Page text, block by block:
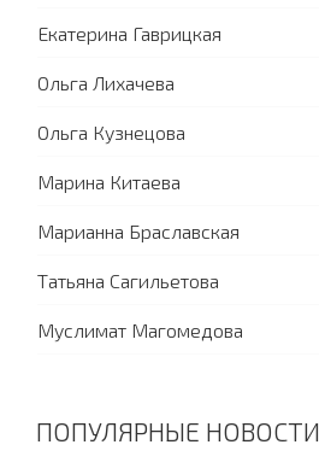
Екатерина Гаврицкая
Ольга Лихачева
Ольга Кузнецова
Марина Китаева
Марианна Браславская
Татьяна Сагильетова
Муслимат Магомедова
ПОПУЛЯРНЫЕ НОВОСТИ